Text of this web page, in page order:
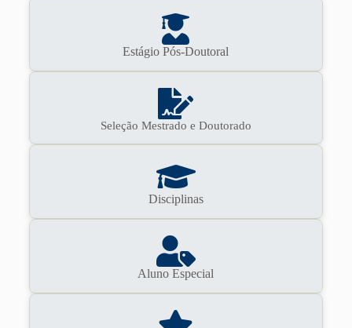
Estágio Pós-Doutoral
Seleção Mestrado e Doutorado
Disciplinas
Aluno Especial